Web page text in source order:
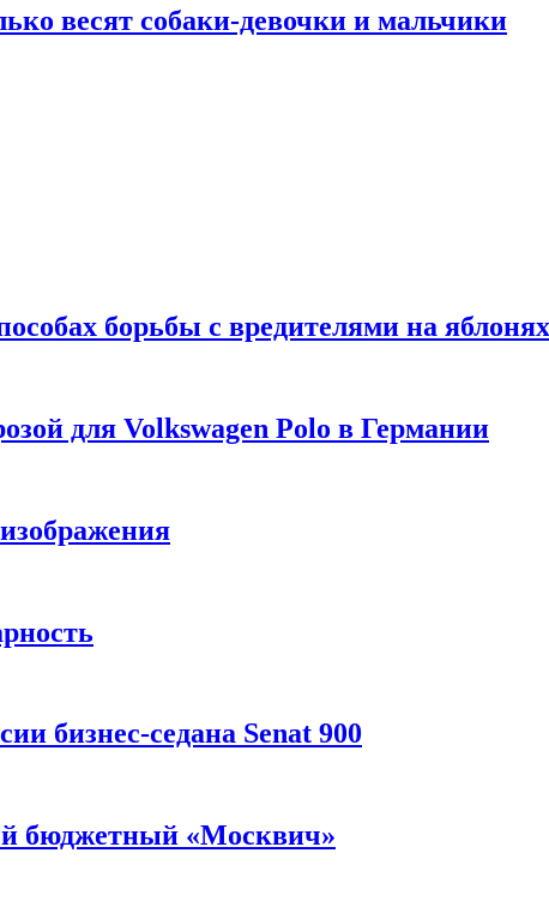
весят собаки-девочки и мальчики
борьбы с вредителями на яблонях
для Volkswagen Polo в Германии
бизнес-седана Senat 900
бюджетный «Москвич»